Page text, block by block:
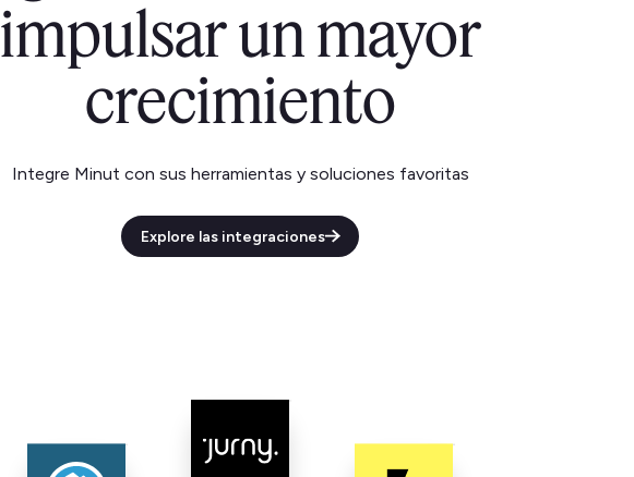
impulsar un mayor
crecimiento
Integre Minut con sus herramientas y soluciones favoritas
Explore las integraciones